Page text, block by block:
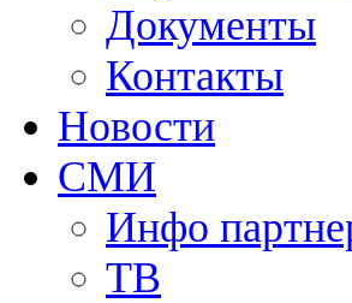
Документы
Контакты
Новости
СМИ
Инфо
ТВ